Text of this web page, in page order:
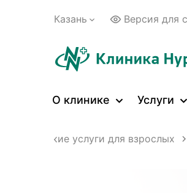
Казань Версия для
О клинике Услуги
Медицинские услуги для взрослых